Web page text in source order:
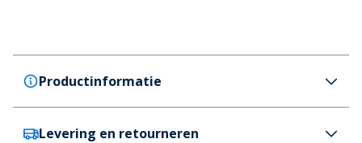
Productinformatie
Brave Soul
Levering en retourneren